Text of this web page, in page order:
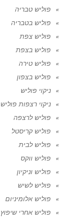
פוליש טבריה
פוליש בטבריה
פוליש צפת
פוליש בצפת
פוליש טירה
פוליש בצפון
ניקוי פוליש
ניקוי רצפות פוליש
פוליש לרצפה
פוליש קריסטל
פוליש לבית
פוליש ווקס
פוליש וניקיון
פוליש לשיש
פוליש אלומיניום
פוליש אחרי שיפוץ